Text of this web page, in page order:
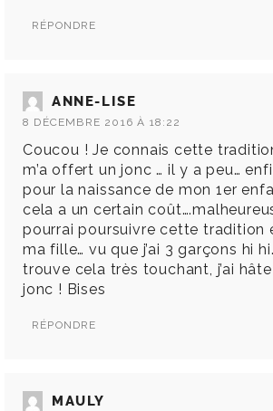
RÉPONDRE
ANNE-LISE
8 DÉCEMBRE 2016 À 18:22
Coucou ! Je connais cette
m’a offert un jonc … il y a peu…
pour la naissance de mon 1er
cela a un certain
pourrai poursuivre cette tradition
ma fille… vu que j’ai 3 garçons hi
trouve cela très touchant, j’ai
jonc ! Bises
RÉPONDRE
MAULY